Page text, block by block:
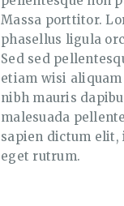
Massa porttitor.
phasellus ligula
Sed sed
etiam wisi
nibh mauris
malesuada
sapien dictum
eget rutrum.